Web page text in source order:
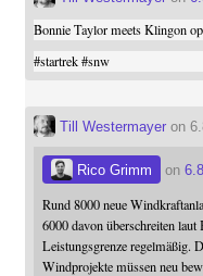
Bonnie Taylor meets Klingon
#startrek #snw
Till Westermayeron
Rico Grimm on
Rund 8000 neue
6000 davon überschreiten laut
Leistungsgrenze regelmäßig.
Windprojekte müssen neu